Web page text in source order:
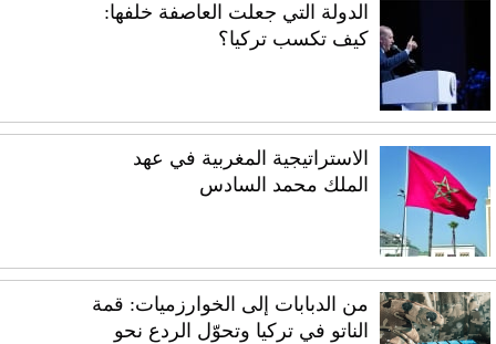
الدولة التي جعلت العاصفة خلفها:
كيف تكسب تركيا؟
الاستراتيجية المغربية في عهد
الملك محمد السادس
من الدبابات إلى الخوارزميات: قمة
الناتو في تركيا وتحوّل الردع نحو